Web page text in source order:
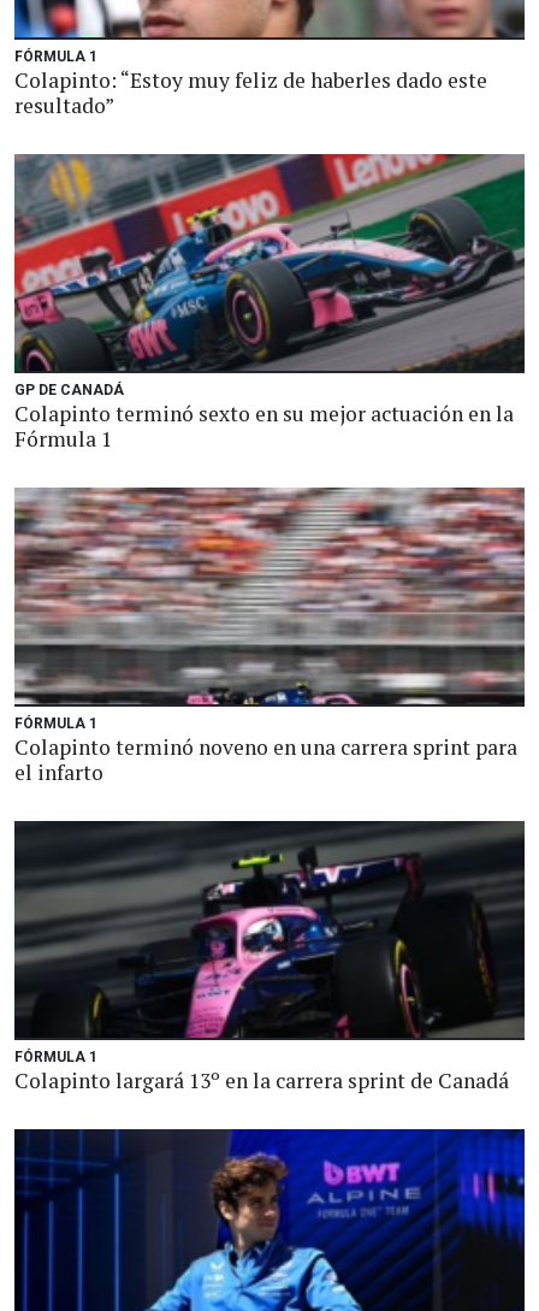
FÓRMULA 1
Colapinto: “Estoy muy feliz de haberles dado este
resultado”
GP DE CANADÁ
Colapinto terminó sexto en su mejor actuación en la
Fórmula 1
FÓRMULA 1
Colapinto terminó noveno en una carrera sprint para
el infarto
FÓRMULA 1
Colapinto largará 13º en la carrera sprint de Canadá